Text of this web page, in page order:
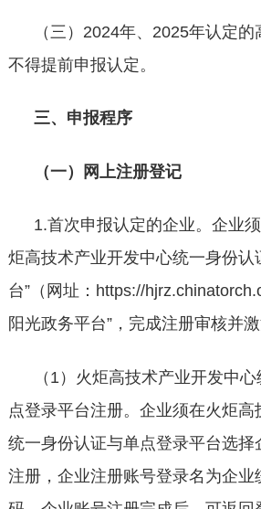
（三） 2024年、2025年认定的
不得提前申报认定。
三、申报程序
（一）网上注册登记
1.首次申报认定的企业。企业
炬高技术产业开发中心统一身份认
台”（网址：https://
阳光政务平台”，完成注册审核并激
（ 1）火炬高技术产业开发中
点登录平台注册。企业须在火炬
统一身份认证与单点登录平台选择
注册，企业注册账号登录名为企业